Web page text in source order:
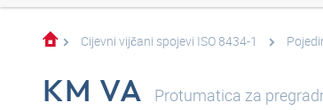
Cijevni vijčani spojevi ISO 8434-1
KM VA Protumatica za